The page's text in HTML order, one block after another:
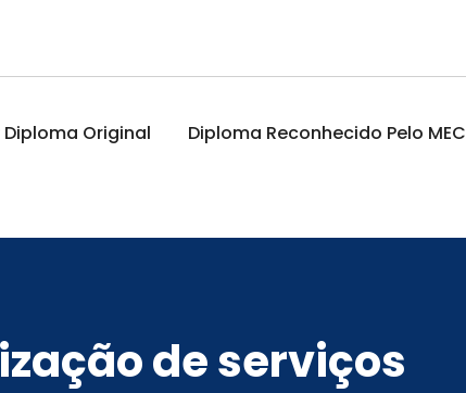
Original Diploma Reconhecido Pelo MEC
de serviços